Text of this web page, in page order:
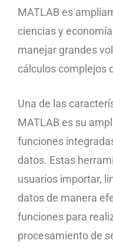
MATLAB es
ciencias y
manejar grandes
cálculos complejos
Una de las
MATLAB es su
funciones
datos. Estas
usuarios importar,
datos de manera
funciones para
procesamiento de